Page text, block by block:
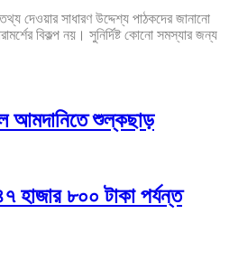
দেওয়ার সাধারণ উদ্দেশ্য পাঠকদের জানানো
বিকল্প নয়। সুনির্দিষ্ট কোনো সমস্যার জন্য
আমদানিতে শুল্কছাড়
হাজার ৮০০ টাকা পর্যন্ত